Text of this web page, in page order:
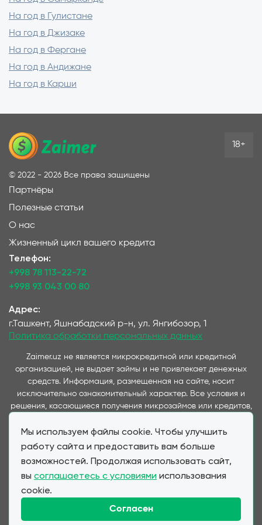
На год в Гулистане
На год в Джизаке
На год в Фергане
На год в Андижане
На год в Карши
Мы используем файлы cookie. Чтобы улучшить
работу сайта и предоставить вам больше
возможностей. Продолжая использовать сайт,
вы соглашаетесь с условиями использования
cookie.
Согласен
© 2022 - 2026 Все права защищены
Партнёры
Полезные статьи
О нас
Жизненный цикл вашего кредита
Телефон:
+998 78 113-22-72
+998 93 043 00 80
Адрес:
г.Ташкент, Яшнабадский р-н, ул. Янгибозор, 1
Политика обработки персональных данных
18+
Zaimer.uz не является микрокредитной или кредитной
организацией, не выдает займы и не привлекает денежных
средств. Информация, размещенная на сайте, носит
исключительно ознакомительный характер. Все условия и
решения, касающиеся получения микрозаймов или кредитов,
предоставляющими данные услуги и представленные на
данном сайте. Важно отметить, что условия займов и
соответствуют условиям, предоставляемым партнерскими
МФО и банками при прямом обращении клиента. Zaimer.uz
выступает в качестве информационного посредника,
обеспечивая удобство выбора и подачи заявок для клиентов,
не влияя на стоимость и условия финансовых продуктов.